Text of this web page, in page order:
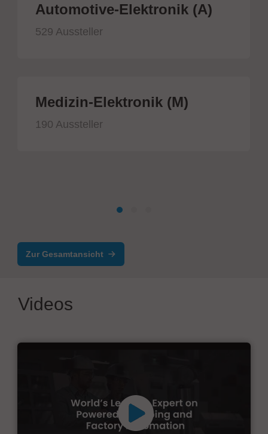
Automotive-Elektronik (A)
529 Aussteller
Medizin-Elektronik (M)
190 Aussteller
Zur Gesamtansicht
Videos